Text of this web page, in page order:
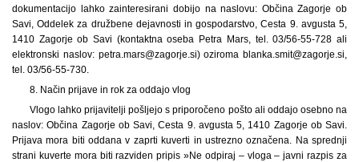
dokumentacijo lahko zainteresirani dobijo na naslovu: Občina Zagorje ob
Savi, Oddelek za družbene dejavnosti in gospodarstvo, Cesta 9. avgusta 5,
1410 Zagorje ob Savi (kontaktna oseba Petra Mars, tel. 03/56-55-728 ali
elektronski naslov: petra.mars@zagorje.si) oziroma blanka.smit@zagorje.si,
tel. 03/56-55-730.
8. Način prijave in rok za oddajo vlog
Vlogo lahko prijavitelji pošljejo s priporočeno pošto ali oddajo osebno na
naslov: Občina Zagorje ob Savi, Cesta 9. avgusta 5, 1410 Zagorje ob Savi.
Prijava mora biti oddana v zaprti kuverti in ustrezno označena. Na sprednji
strani kuverte mora biti razviden pripis »Ne odpiraj – vloga – javni razpis za